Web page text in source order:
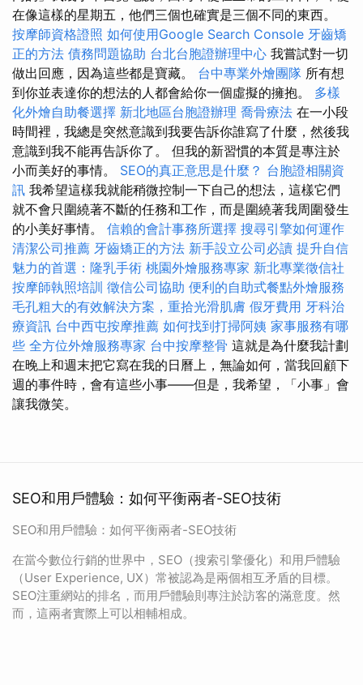
在像這樣的星期五，他們三個也確實是三個不同的東西。
按摩師資格證照 如何使用Google Search Console 牙齒矯
正的方法 債務問題協助 台北台胞證辦理中心 我嘗試對一切
做出回應，因為這些都是寶藏。 台中專業外燴團隊 所有想
到你並表達你的想法的人都會給你一個虛擬的擁抱。 多樣
化外燴自助餐選擇 新北地區台胞證辦理 喬骨療法 在一小段
時間裡，我總是突然意識到我要告訴你誰寫了什麼，然後我
意識到我不能再告訴你了。 但我的新習慣的本質是專注於
小而美好的事情。 SEO的真正意思是什麼？ 台胞證相關資
訊 我希望這樣我就能稍微控制一下自己的想法，這樣它們
就不會只圍繞著不斷的任務和工作，而是圍繞著我周圍發生
的小美好事情。 信賴的會計事務所選擇 搜尋引擎如何運作
清潔公司推薦 牙齒矯正的方法 新手設立公司必讀 提升自信
魅力的首選：隆乳手術 桃園外燴服務專家 新北專業徵信社
按摩師執照培訓 徵信公司協助 便利的自助式餐點外燴服務
毛孔粗大的有效解決方案，重拾光滑肌膚 假牙費用 牙科治
療資訊 台中西屯按摩推薦 如何找到打掃阿姨 家事服務有哪
些 全方位外燴服務專家 台中按摩整骨 這就是為什麼我計劃
在晚上和週末把它寫在我的日曆上，無論如何，當我回顧下
週的事件時，會有這些小事——但是，我希望，「小事」會
讓我微笑。
SEO和用戶體驗：如何平衡兩者-SEO技術
SEO和用戶體驗：如何平衡兩者-SEO技術
在當今數位行銷的世界中，SEO（搜索引擎優化）和用戶體驗
（User Experience, UX）常被認為是兩個相互矛盾的目標。
SEO注重網站的排名，而用戶體驗則專注於訪客的滿意度。然
而，這兩者實際上可以相輔相成。